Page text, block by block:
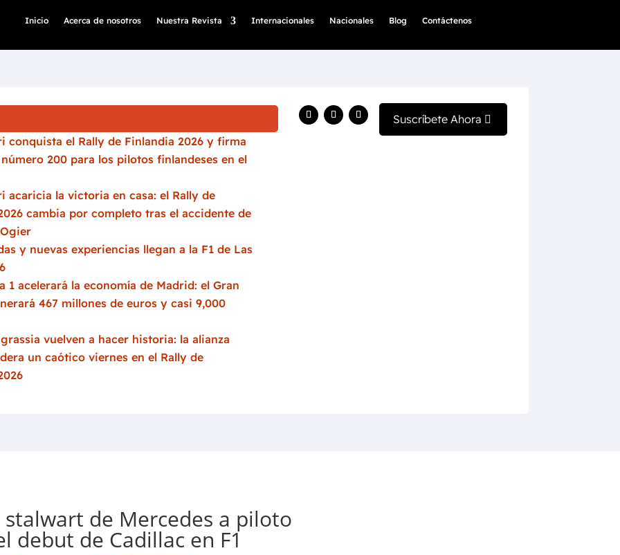
Inicio Acerca de nosotros Nuestra Revista Internacionales Nacionales Blog Contáctenos
conquista el Rally de Finlandia 2026 y firma
200 para los pilotos finlandeses en el
acaricia la victoria en casa: el Rally de
cambia por completo tras el accidente de
y nuevas experiencias llegan a la F1 de Las
1 acelerará la economía de Madrid: el Gran
467 millones de euros y casi 9,000
vuelven a hacer historia: la alianza
un caótico viernes en el Rally de
Suscríbete Ahora
de Mercedes a piloto
debut de Cadillac en F1